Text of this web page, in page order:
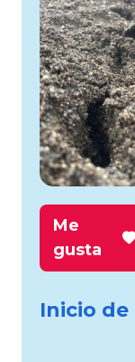
Me
gusta
Inicio